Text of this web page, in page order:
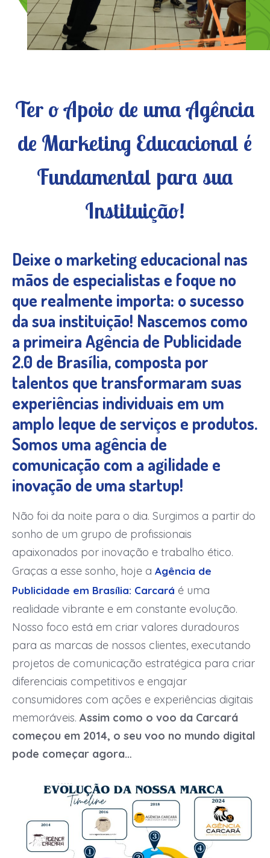
Ter o Apoio de uma Agência
de Marketing Educacional é
Fundamental para sua
Instituição!
Deixe o marketing educacional nas
mãos de especialistas e foque no
que realmente importa: o sucesso
da sua instituição! Nascemos como
a primeira Agência de Publicidade
2.0 de Brasília, composta por
talentos que transformaram suas
experiências individuais em um
amplo leque de serviços e produtos.
Somos uma agência de
comunicação com a agilidade e
inovação de uma startup!
Não foi da noite para o dia. Surgimos a partir do
sonho de um grupo de profissionais
apaixonados por inovação e trabalho ético.
Graças a esse sonho, hoje a Agência de
Publicidade em Brasília: Carcará é uma
realidade vibrante e em constante evolução.
Nosso foco está em criar valores duradouros
para as marcas de nossos clientes, executando
projetos de comunicação estratégica para criar
diferenciais competitivos e engajar
consumidores com ações e experiências digitais
memoráveis. Assim como o voo da Carcará
começou em 2014, o seu voo no mundo digital
pode começar agora…